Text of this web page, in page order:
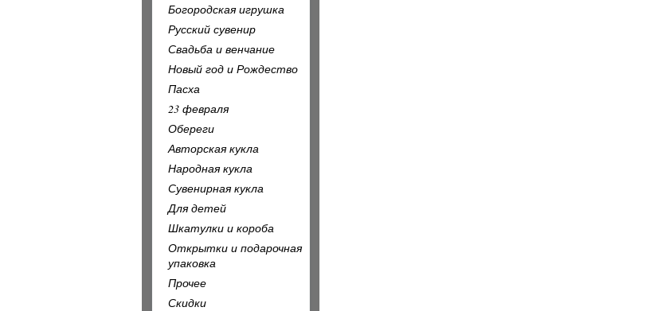
Богородская игрушка
Русский сувенир
Свадьба и венчание
Новый год и Рождество
Пасха
23 февраля
Обереги
Авторская кукла
Народная кукла
Сувенирная кукла
Для детей
Шкатулки и короба
Открытки и подарочная
упаковка
Прочее
Скидки